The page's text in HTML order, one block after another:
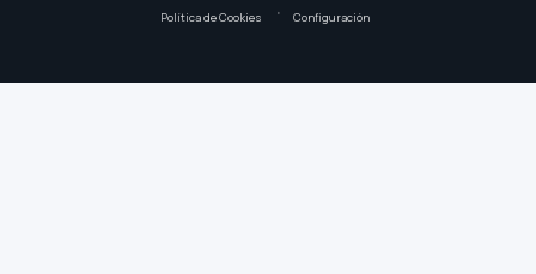
Política de Cookies Configuración